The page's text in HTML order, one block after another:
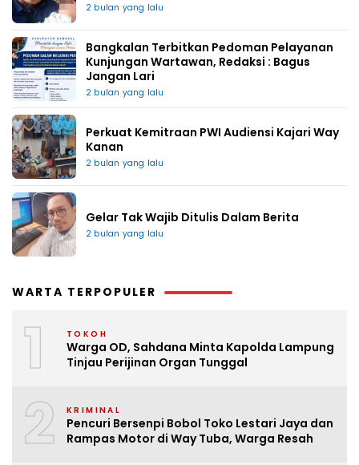
2 bulan yang lalu
Bangkalan Terbitkan Pedoman Pelayanan
Kunjungan Wartawan, Redaksi : Bagus
Jangan Lari
2 bulan yang lalu
Perkuat Kemitraan PWI Audiensi Kajari Way
Kanan
2 bulan yang lalu
Gelar Tak Wajib Ditulis Dalam Berita
2 bulan yang lalu
WARTA TERPOPULER
1 TOKOH
Warga OD, Sahdana Minta Kapolda Lampung
Tinjau Perijinan Organ Tunggal
2 KRIMINAL
Pencuri Bersenpi Bobol Toko Lestari Jaya dan
Rampas Motor di Way Tuba, Warga Resah